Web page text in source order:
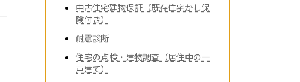
中古住宅建物保証（既存住宅かし保
険付き）
耐震診断
住宅の点検・建物調査（居住中の一
戸建て）